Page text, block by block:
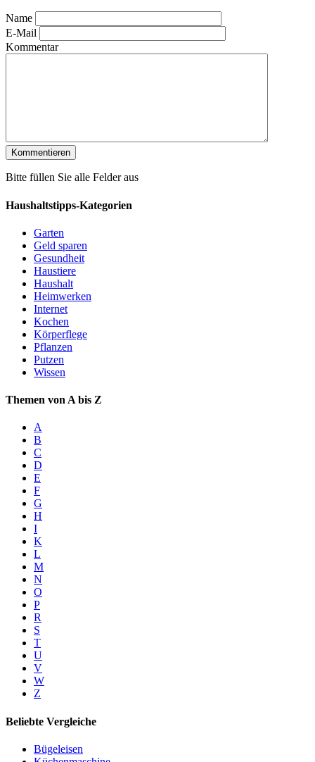
Name
E-Mail
Kommentar
Bitte füllen Sie alle Felder aus
Haushaltstipps-Kategorien
Garten
Geld sparen
Gesundheit
Haustiere
Haushalt
Heimwerken
Internet
Kochen
Körperflege
Pflanzen
Putzen
Wissen
Themen von A bis Z
A
B
C
D
E
F
G
H
I
K
L
M
N
O
P
R
S
T
U
V
W
Z
Beliebte Vergleiche
Bügeleisen